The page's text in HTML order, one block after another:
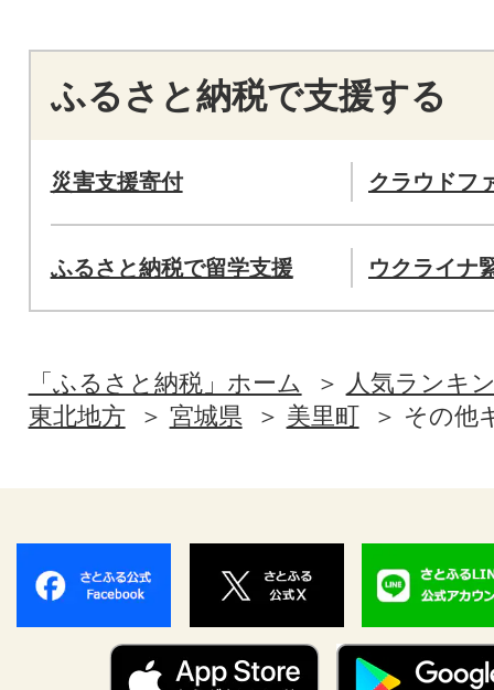
ふるさと納税で支援する
災害支援寄付 クラウドフ
ふるさと納税で留学支援 ウクライナ
「ふるさと納税」ホーム
人気ランキ
東北地方
宮城県 美里町 その他